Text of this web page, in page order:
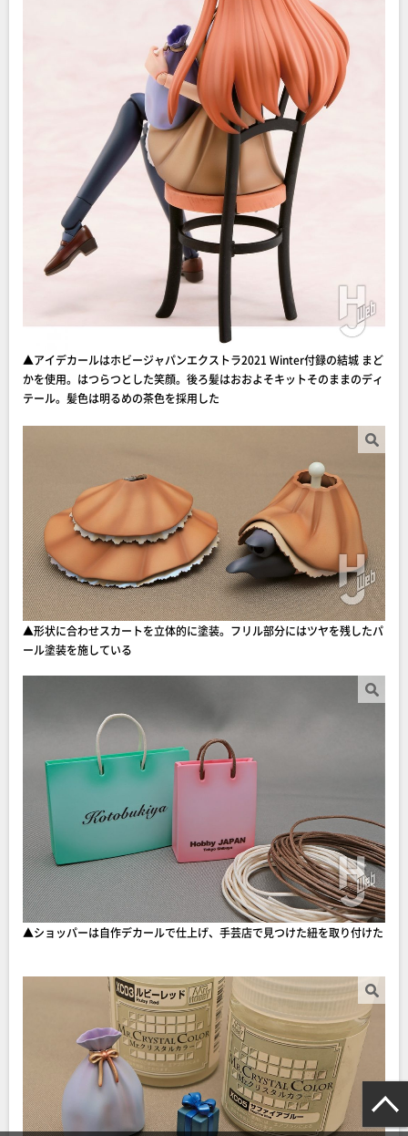
▲アイデカールはホビージャパンエクストラ2021 Winter付録の結城 まど
かを使用。はつらつとした笑顔。後ろ髪はおおよそキットそのままのディ
テール。髪色は明るめの茶色を採用した
▲形状に合わせスカートを立体的に塗装。フリル部分にはツヤを残したパ
ール塗装を施している
▲ショッパーは自作デカールで仕上げ、手芸店で見つけた紐を取り付けた